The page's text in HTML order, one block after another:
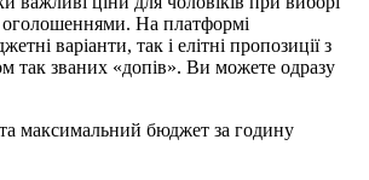
оголошеннями. На платформі
варіанти, так і елітні пропозиції з
так званих «допів». Ви можете одразу
максимальний бюджет за годину